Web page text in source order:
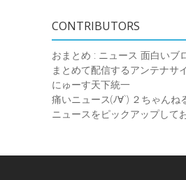
CONTRIBUTORS
おまとめ : ニュース 面白いブ
まとめて配信するアンテナサ
にゅーす天下統一
痛いニュース(ﾉ∀`) ２ちゃんね
ニュースをピックアップして